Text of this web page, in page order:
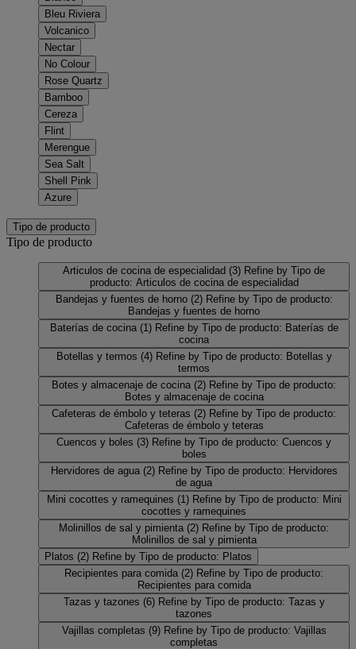
Bleu Riviera
Volcanico
Nectar
No Colour
Rose Quartz
Bamboo
Cereza
Flint
Merengue
Sea Salt
Shell Pink
Azure
Tipo de producto
Tipo de producto
Articulos de cocina de especialidad (3) Refine by Tipo de
producto: Articulos de cocina de especialidad
Bandejas y fuentes de horno (2) Refine by Tipo de producto:
Bandejas y fuentes de horno
Baterías de cocina (1) Refine by Tipo de producto: Baterías de
cocina
Botellas y termos (4) Refine by Tipo de producto: Botellas y
termos
Botes y almacenaje de cocina (2) Refine by Tipo de producto:
Botes y almacenaje de cocina
Cafeteras de émbolo y teteras (2) Refine by Tipo de producto:
Cafeteras de émbolo y teteras
Cuencos y boles (3) Refine by Tipo de producto: Cuencos y
boles
Hervidores de agua (2) Refine by Tipo de producto: Hervidores
de agua
Mini cocottes y ramequines (1) Refine by Tipo de producto: Mini
cocottes y ramequines
Molinillos de sal y pimienta (2) Refine by Tipo de producto:
Molinillos de sal y pimienta
Platos (2) Refine by Tipo de producto: Platos
Recipientes para comida (2) Refine by Tipo de producto:
Recipientes para comida
Tazas y tazones (6) Refine by Tipo de producto: Tazas y
tazones
Vajillas completas (9) Refine by Tipo de producto: Vajillas
completas